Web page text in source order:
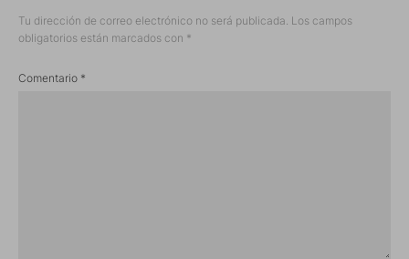
Tu dirección de correo electrónico no será publicada. Los campos
obligatorios están marcados con *
Comentario *